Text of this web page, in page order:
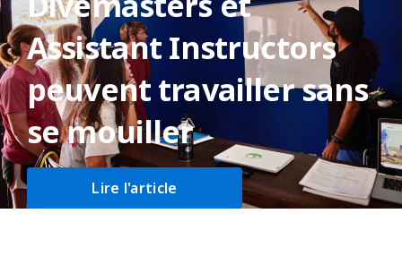
Assistant Instructors
peuvent travailler sans
se mouiller
Lire l'article